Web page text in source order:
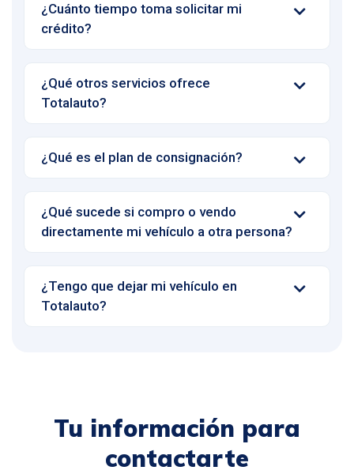
¿Cuánto tiempo toma solicitar mi
crédito?
¿Qué otros servicios ofrece
Totalauto?
¿Qué es el plan de consignación?
¿Qué sucede si compro o vendo
directamente mi vehículo a otra persona?
¿Tengo que dejar mi vehículo en
Totalauto?
Tu información para
contactarte